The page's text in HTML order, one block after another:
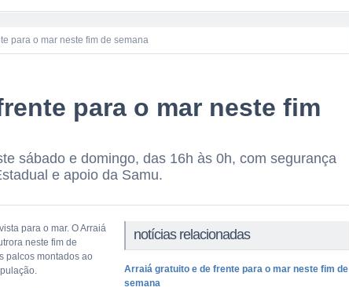
para o mar neste fim de semana
para o mar neste fim
sábado e domingo, das 16h às 0h, com segurança
e apoio da Samu.
notícias relacionadas
Arraiá gratuito e de frente para o mar neste fim de
semana
para o mar. O Arraiá
neste fim de
palcos montados ao